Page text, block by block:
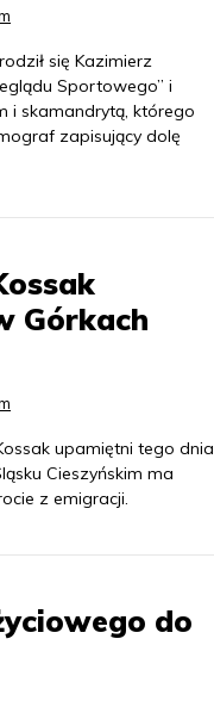
się Kazimierz
Sportowego” i
i skamandrytą, którego
zapisujący dolę
Górkach
upamiętni tego dnia
Cieszyńskim ma
z emigracji.
do